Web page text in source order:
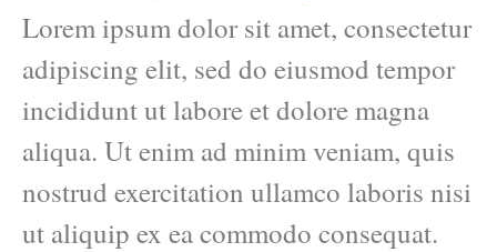
Lorem ipsum dolor sit amet, consectetur
adipiscing elit, sed do eiusmod tempor
incididunt ut labore et dolore magna
aliqua. Ut enim ad minim veniam, quis
nostrud exercitation ullamco laboris nisi
ut aliquip ex ea commodo consequat.